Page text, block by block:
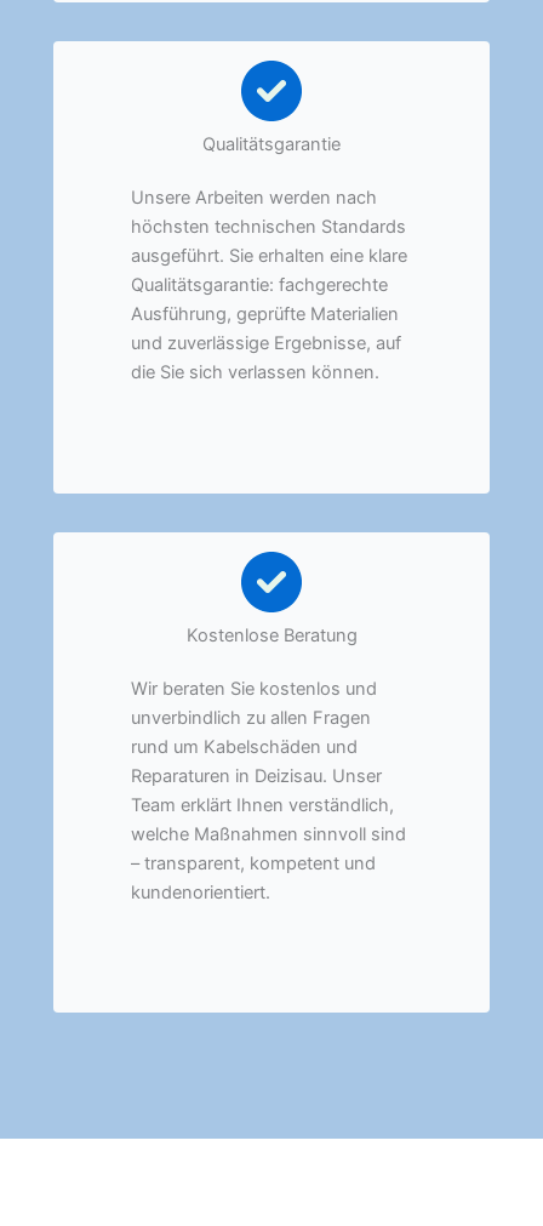
Qualitätsgarantie
Unsere Arbeiten werden nach
höchsten technischen Standards
ausgeführt. Sie erhalten eine klare
Qualitätsgarantie: fachgerechte
Ausführung, geprüfte Materialien
und zuverlässige Ergebnisse, auf
die Sie sich verlassen können.
Kostenlose Beratung
Wir beraten Sie kostenlos und
unverbindlich zu allen Fragen
rund um Kabelschäden und
Reparaturen in Deizisau. Unser
Team erklärt Ihnen verständlich,
welche Maßnahmen sinnvoll sind
– transparent, kompetent und
kundenorientiert.